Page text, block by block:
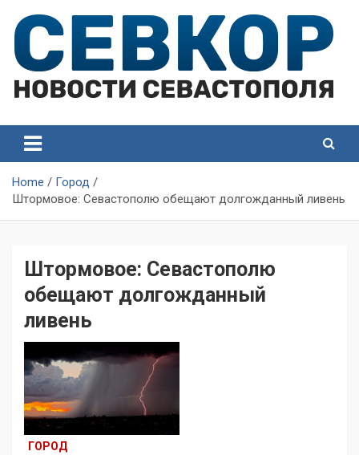
content
Севастополя
Севастополя
Home
Город
Штормовое: Севастополю обещают долгожданный ливень
Штормовое: Севастополю
обещают долгожданный
ливень
ГОРОД